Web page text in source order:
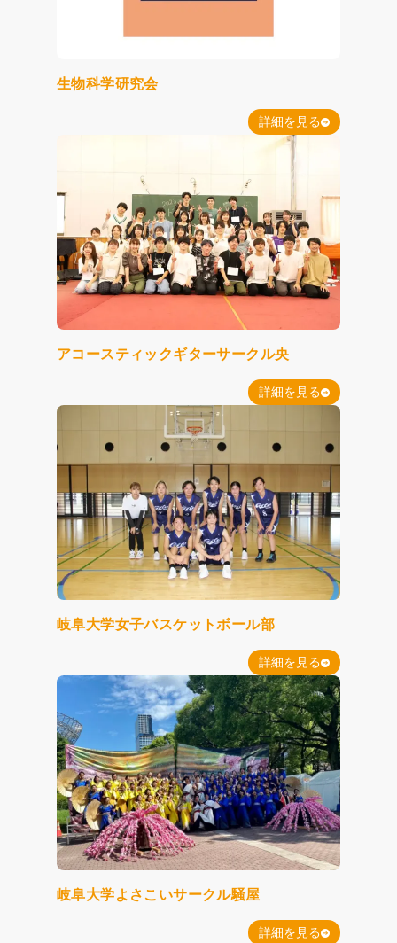
生物科学研究会
詳細を見る
アコースティックギターサークル央
詳細を見る
岐阜大学女子バスケットボール部
詳細を見る
岐阜大学よさこいサークル騒屋
詳細を見る